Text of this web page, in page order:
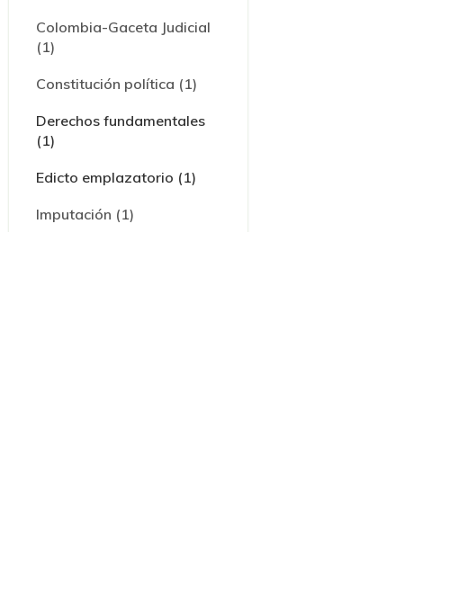
Colombia-Gaceta Judicial
(1)
Constitución política (1)
Derechos fundamentales
(1)
Edicto emplazatorio (1)
Imputación (1)